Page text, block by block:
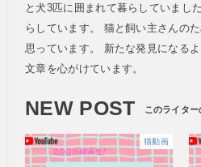
と犬3匹に囲まれて暮らしていまし
らしています。 猫と飼い主さんの
思っています。 新たな発見になる
文章を心がけています。
NEW POST
猫動画